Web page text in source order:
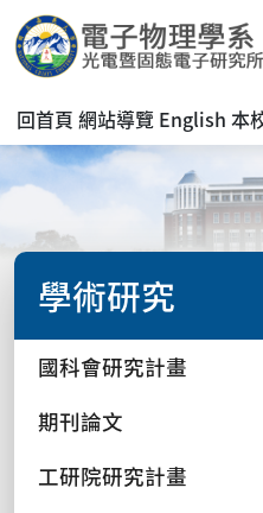
回首頁 網站導覽 English 本
學術研究
國科會研究計畫
期刊論文
工研院研究計畫